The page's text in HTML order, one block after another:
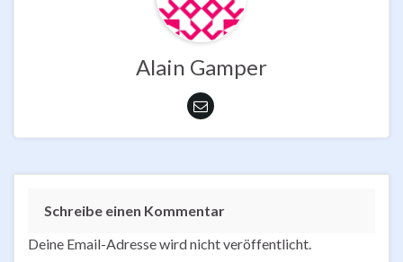
Alain Gamper
Schreibe einen Kommentar
Deine Email-Adresse wird nicht veröffentlicht.